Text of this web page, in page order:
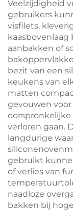
Veelzijdigheid
gebruikers
visfilets,
kaasbovenlaag
aanbakken of
bezit van een
keukens van
matten
gevouwen
verloren gaan.
langdurige
gebruikt
of verlies van
naadloze
bakken bij